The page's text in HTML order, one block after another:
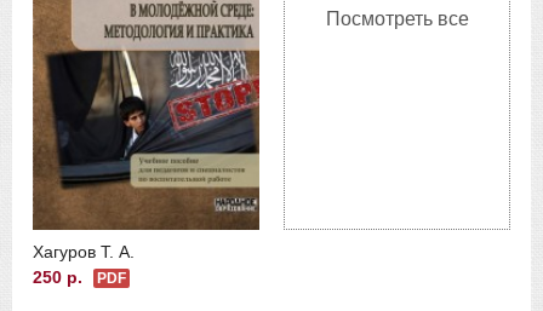
Хагуров Т. А.
250 р.
PDF
Посмотреть все